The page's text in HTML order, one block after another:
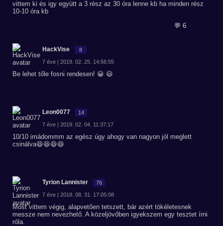
vittem ki és igy együtt a 3 rész az 30 óra lenne kb ha minden rész
10-10 óra kb
💬 6
HackVise 8
7 éve | 2019. 02. 25. 14:56:55
Be lehet tőle fosni rendesen! 😀 😃
Leon0077 14
7 éve | 2019. 02. 04. 11:37:17
10/10 imádommm az egész úgy ahogy van nagyon jól meglett
csinálva😆😆😆😆
Tyrion Lannister 76
7 éve | 2018. 08. 31. 17:05:08
Most vittem végig, alapvetően tetszett, bár azért tökéletesnek
messze nem nevezhető. A közeljövőben igyekszem egy tesztet írni
róla.